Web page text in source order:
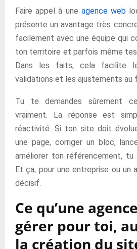
Faire appel à une agence web
présente un avantage très
facilement avec une équipe qui
ton territoire et parfois même
Dans les faits, cela facilite
validations et les ajustements au
Tu te demandes sûrement
vraiment. La réponse est
réactivité. Si ton site doit
une page, corriger un bloc,
améliorer ton référencement, tu
Et ça, pour une entreprise ou un
décisif.
Ce qu’une
gérer pour toi,
la création du